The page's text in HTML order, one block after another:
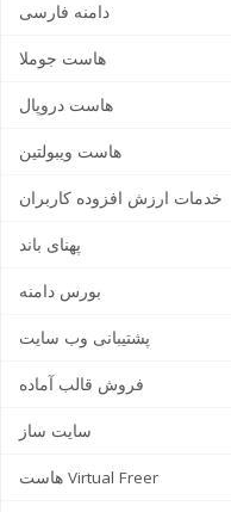
دامنه فارسی
هاست جوملا
هاست دروپال
هاست ویبولتین
خدمات ارزش افزوده کاربران
پهنای باند
بورس دامنه
پشتیبانی وب سایت
فروش قالب آماده
سایت ساز
هاست Virtual Freer